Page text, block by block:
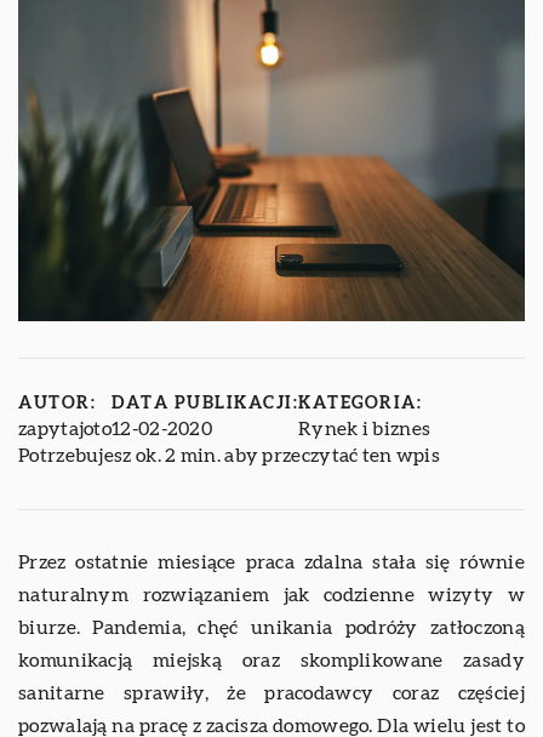
AUTOR:
zapytajoto
DATA PUBLIKACJI:
12-02-2020
KATEGORIA:
Rynek i biznes
Potrzebujesz ok. 2 min. aby przeczytać ten wpis
Przez ostatnie miesiące praca zdalna stała się równie
naturalnym rozwiązaniem jak codzienne wizyty w
biurze. Pandemia, chęć unikania podróży zatłoczoną
komunikacją miejską oraz skomplikowane zasady
sanitarne sprawiły, że pracodawcy coraz częściej
pozwalają na pracę z zacisza domowego. Dla wielu jest to